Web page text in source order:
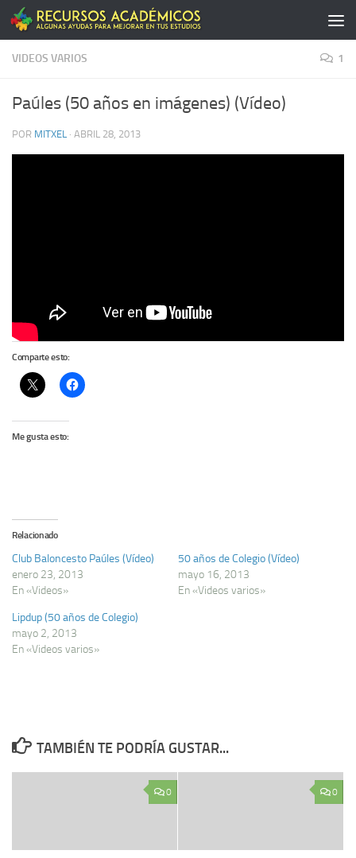
Saltar al contenido
VIDEOS VARIOS 1
Paúles (50 años en imágenes) (Ví­deo)
POR MITXEL · ABRIL 28, 2013
Comparte esto:
Me gusta esto:
Relacionado
Club Baloncesto Paúles (Ví­deo)
enero 23, 2013
En «Videos»
50 años de Colegio (Ví­deo)
mayo 16, 2013
En «Videos varios»
Lipdup (50 años de Colegio)
mayo 2, 2013
En «Videos varios»
TAMBIÉN TE PODRÍA GUSTAR...
0 0